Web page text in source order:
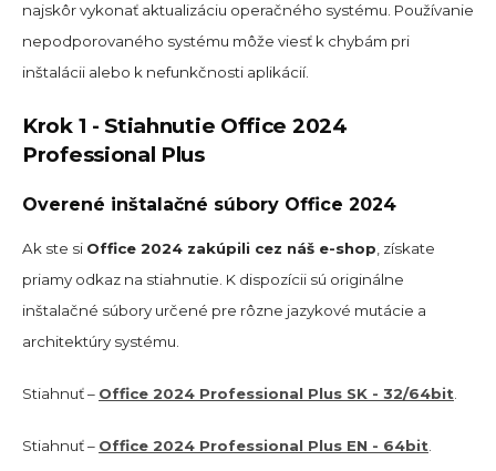
najskôr vykonať aktualizáciu operačného systému. Používanie
nepodporovaného systému môže viesť k chybám pri
inštalácii alebo k nefunkčnosti aplikácií.
Krok 1 - Stiahnutie Office 2024
Professional Plus
Overené inštalačné súbory Office 2024
Ak ste si Office 2024 zakúpili cez náš e-shop , získate
priamy odkaz na stiahnutie. K dispozícii sú originálne
inštalačné súbory určené pre rôzne jazykové mutácie a
architektúry systému.
Stiahnuť – Office 2024 Professional Plus SK - 32/64bit
Stiahnuť – Office 2024 Professional Plus EN - 64bit